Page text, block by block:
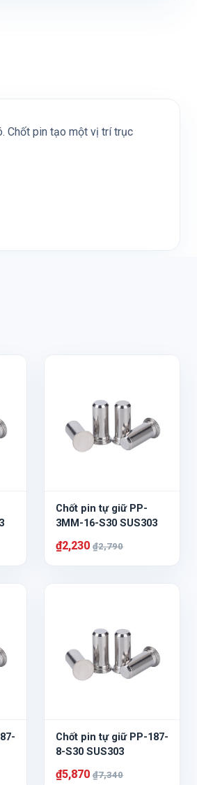
Chốt pin tạo một vị trí trục
Chốt pin tự giữ PP-
3MM-16-S30 SUS303
₫2,230 ₫2,790
Chốt pin tự giữ PP-187-
8-S30 SUS303
₫5,870 ₫7,340